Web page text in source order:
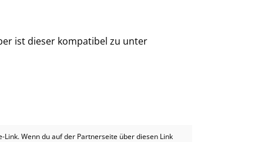
ist dieser kompatibel zu unter
Wenn du auf der Partnerseite über diesen Link